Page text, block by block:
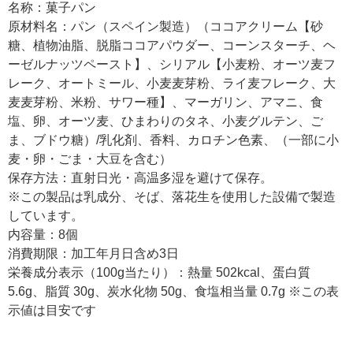
名称：菓子パン
原材料名：パン（スペイン製造）（ココアクリーム【砂
糖、植物油脂、脱脂ココアパウダー、コーンスターチ、ヘ
ーゼルナッツペースト】、シリアル【小麦粉、オーツ麦フ
レーク、オートミール、小麦麦芽粉、ライ麦フレーク、大
麦麦芽粉、米粉、サワー種】、マーガリン、アマニ、食
塩、卵、オーツ麦、ひまわりのタネ、小麦グルテン、ご
ま、ブドウ糖）/乳化剤、香料、カロチン色素、（一部に小
麦・卵・ごま・大豆を含む）
保存方法：直射日光・高温多湿を避けて保存。
※この製品は乳成分、そば、落花生を使用した設備で製造
しています。
内容量：8個
消費期限：加工年月日含め3日
栄養成分表示（100g当たり）：熱量 502kcal、蛋白質
5.6g、脂質 30g、炭水化物 50g、食塩相当量 0.7g ※この表
示値は目安です